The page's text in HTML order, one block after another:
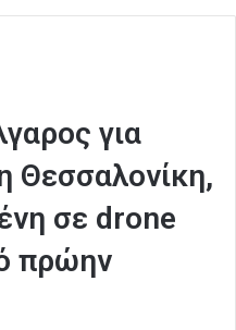
για
Θεσσαλονίκη,
σε drone
πρώην